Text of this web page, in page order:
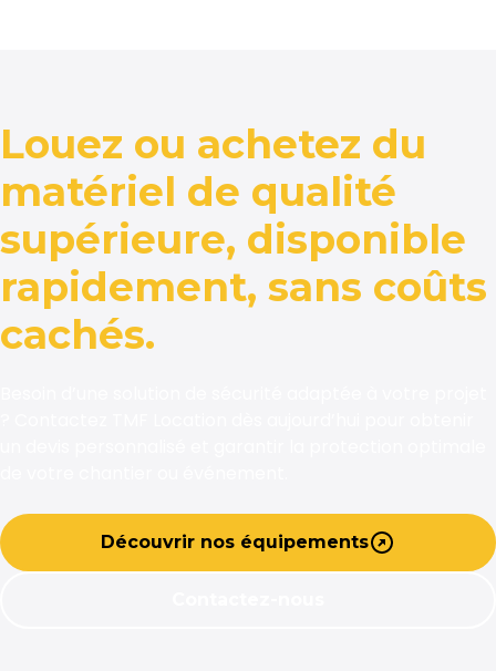
Louez ou achetez du
matériel de qualité
supérieure, disponible
rapidement, sans coûts
cachés.
Découvrir nos équipements